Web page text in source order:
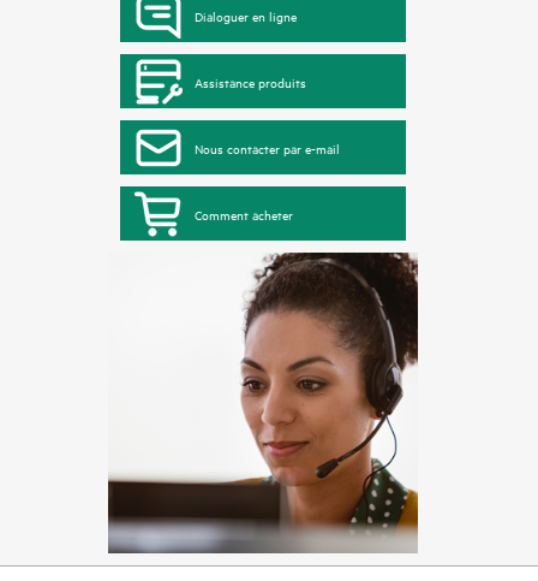
Dialoguer en ligne
Assistance produits
Nous contacter par e-mail
Comment acheter